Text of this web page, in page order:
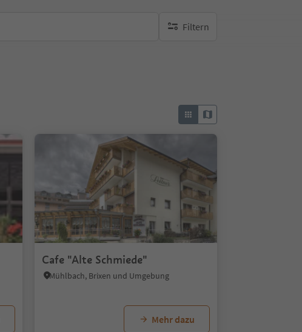
Filtern
keine aktiven Filte
Cafe "Alte Schmiede"
Mühlbach, Brixen und Umgebung
Mehr dazu